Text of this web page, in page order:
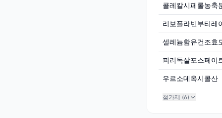
콜레칼시페롤농축
리보플라빈부티레
셀레늄함유건조효
피리독살포스페이
우르소데옥시콜산
첨가제 (6)